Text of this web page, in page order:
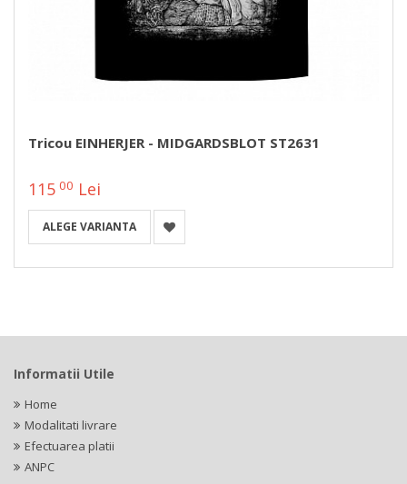
Tricou EINHERJER - MIDGARDSBLOT ST2631
115 00 Lei
ALEGE VARIANTA
Informatii Utile
Home
Modalitati livrare
Efectuarea platii
ANPC